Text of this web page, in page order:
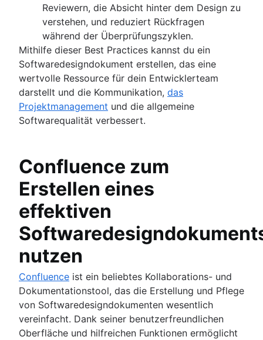
Reviewern, die Absicht hinter dem Design zu
verstehen, und reduziert Rückfragen
während der Überprüfungszyklen.
Mithilfe dieser Best Practices kannst du ein
Softwaredesigndokument erstellen, das eine
wertvolle Ressource für dein Entwicklerteam
darstellt und die Kommunikation, das
Projektmanagement und die allgemeine
Softwarequalität verbessert.
Confluence zum
Erstellen eines
effektiven
nutzen
Confluence ist ein beliebtes Kollaborations- und
Dokumentationstool, das die Erstellung und Pflege
von Softwaredesigndokumenten wesentlich
vereinfacht. Dank seiner benutzerfreundlichen
Oberfläche und hilfreichen Funktionen ermöglicht